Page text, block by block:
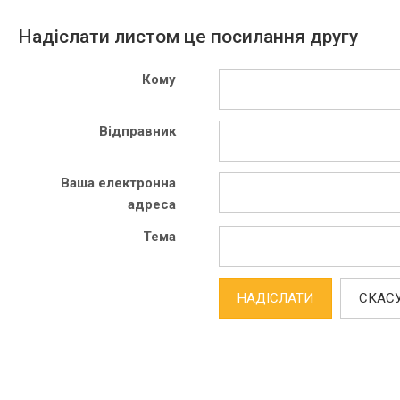
Надіслати листом це посилання другу
Кому
Відправник
Ваша електронна
адреса
Тема
НАДІСЛАТИ